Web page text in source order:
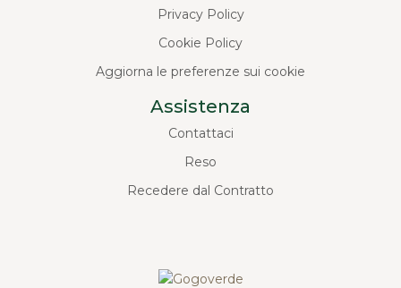
Privacy Policy
Cookie Policy
Aggiorna le preferenze sui cookie
Assistenza
Contattaci
Reso
Recedere dal Contratto